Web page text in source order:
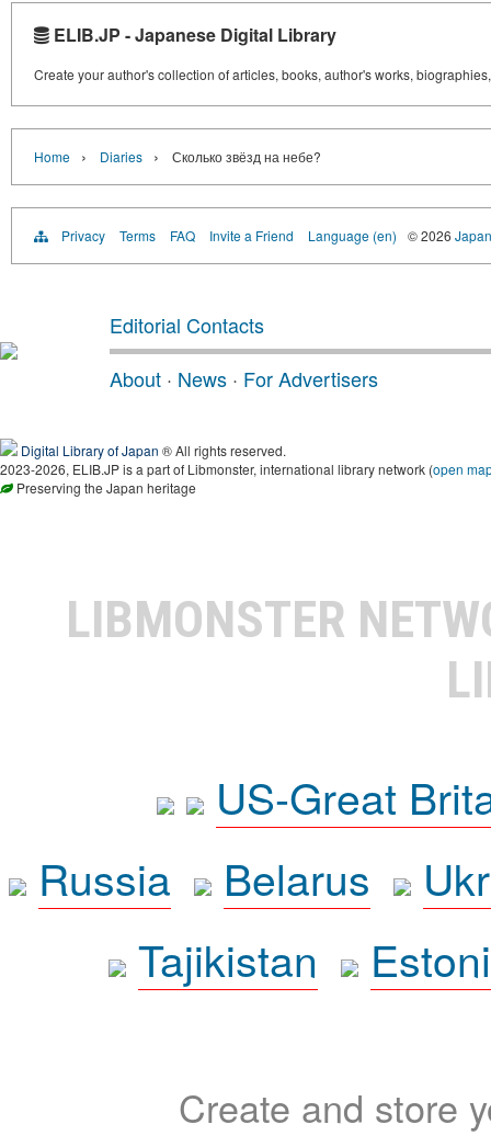
ELIB.JP - Japanese Digital Library
Create your author's collection of articles, books, author's works,
Home › Diaries › Сколько звёзд на небе?
Privacy Terms FAQ Invite a Friend Language (en) © 2026
Editorial Contacts
About · News · For Advertisers
Digital Library of Japan ® All rights reserved.
2023-2026, ELIB.JP is a part of Libmonster, international library network (open
Preserving the Japan heritage
LIBMONSTER
US-Great
Russia
Belarus
Tajikistan
Create and store